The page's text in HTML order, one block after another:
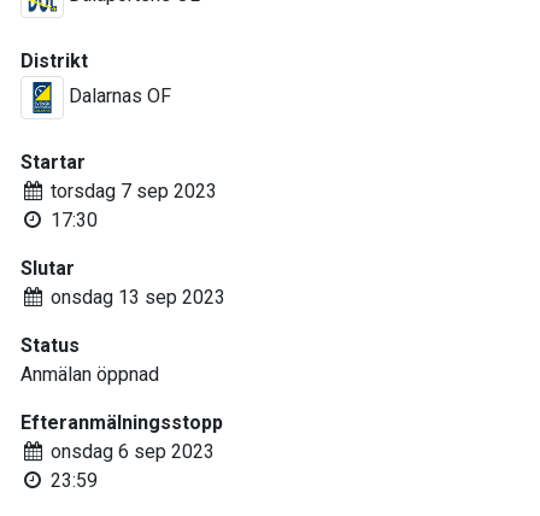
Distrikt
Dalarnas OF
Startar
torsdag 7 sep 2023
17:30
Slutar
onsdag 13 sep 2023
Status
Anmälan öppnad
Efteranmälningsstopp
onsdag 6 sep 2023
23:59